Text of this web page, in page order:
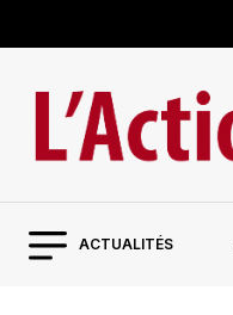
ACTUALITÉS